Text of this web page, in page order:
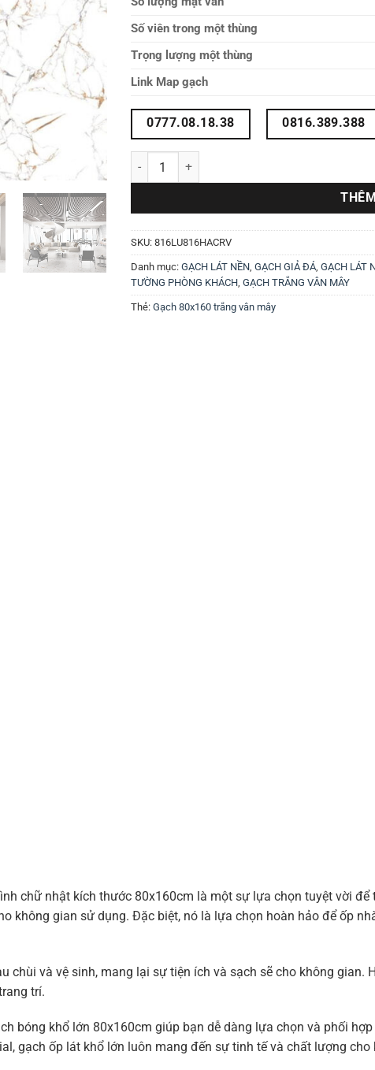
Số viên trong một thùng
Trọng lượng một thùng
Link Map gạch
0777.08.18.38 0816.389.388
Gạch 80x160 816LU816HACRV số lượng
SKU: 816LU816HACRV
Danh mục: GẠCH LÁT NỀN, GẠCH GIẢ ĐÁ, GẠCH LÁT
TƯỜNG PHÒNG KHÁCH, GẠCH TRẮNG VÂN MÂY
Thẻ: Gạch 80x160 trắng vân mây
chữ nhật kích thước 80x160cm là một sự lựa chọn tuyệt vời
không gian sử dụng. Đặc biệt, nó là lựa chọn hoàn hảo để ốp
chùi và vệ sinh, mang lại sự tiện ích và sạch sẽ cho không
trí.
bóng khổ lớn 80x160cm giúp bạn dễ dàng lựa chọn và phối
gạch ốp lát khổ lớn luôn mang đến sự tinh tế và chất lượng cho